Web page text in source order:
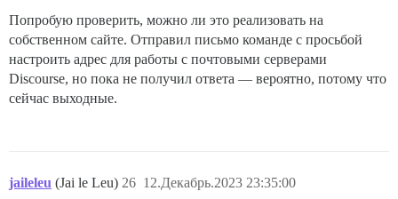
Попробую проверить, можно ли это реализовать на
собственном сайте. Отправил письмо команде с просьбой
настроить адрес для работы с почтовыми серверами
Discourse, но пока не получил ответа — вероятно, потому что
сейчас выходные.
jaileleu (Jai le Leu) 12.Декабрь.2023 23:35:00
26